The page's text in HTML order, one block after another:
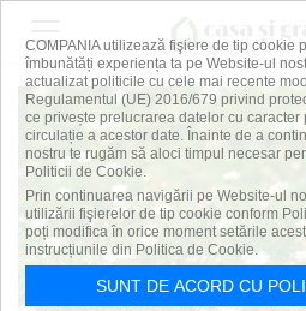
COMPANIA utilizează fişiere de tip cookie
îmbunătăți experiența ta pe Website-ul
actualizat politicile cu cele mai recente
Regulamentul (UE) 2016/679 privind
ce privește prelucrarea datelor cu
circulație a acestor date. Înainte de a
nostru te rugăm să aloci timpul necesar
Politicii de Cookie.
Prin continuarea navigării pe Website-ul
utilizării fişierelor de tip cookie conform
poți modifica în orice moment setările
instrucțiunile din Politica de Cookie.
SUNT DE ACORD CU